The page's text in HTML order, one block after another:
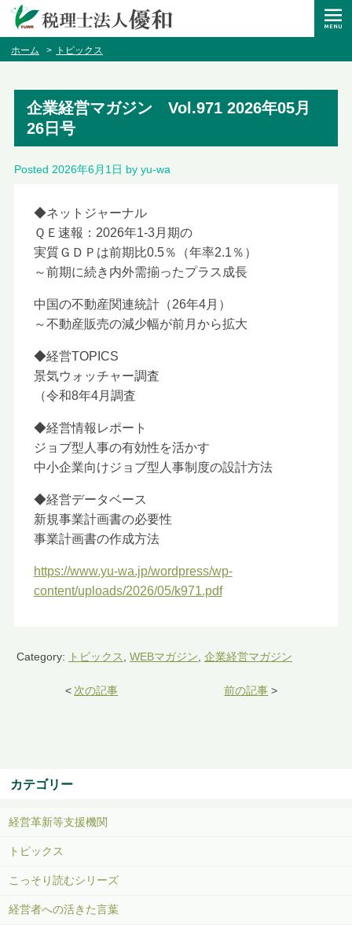
ホーム トピックス
企業経営マガジン Vol.971 2026年05月
26日号
Posted 2026年6月1日 by yu-wa
◆ネットジャーナル
ＱＥ速報：2026年1-3月期の
実質ＧＤＰは前期比0.5％（年率2.1％）
～前期に続き内外需揃ったプラス成長
中国の不動産関連統計（26年4月）
～不動産販売の減少幅が前月から拡大
◆経営TOPICS
景気ウォッチャー調査
（令和8年4月調査
◆経営情報レポート
ジョブ型人事の有効性を活かす
中小企業向けジョブ型人事制度の設計方法
◆経営データベース
新規事業計画書の必要性
事業計画書の作成方法
https://www.yu-wa.jp/wordpress/wp-
content/uploads/2026/05/k971.pdf
Category: トピックス WEBマガジン 企業経営マガジン
< 次の記事 前の記事 >
カテゴリー
経営革新等支援機関
トピックス
こっそり読むシリーズ
経営者への活きた言葉